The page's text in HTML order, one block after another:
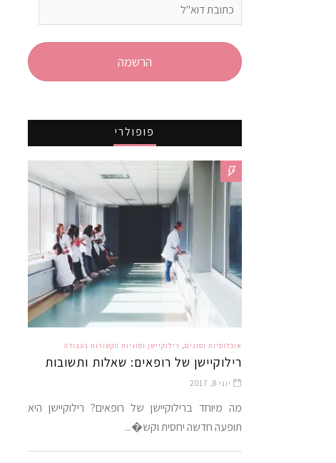
הרשמה
פופולרי
אוכלוסיות וסוגים, רילוקיישן וסוגיות הקשורות בעבודה
רילוקיישן של רופאים: שאלות ותשובות
יוני 8, 2017
מה מיוחד ברילוקיישן של רופאים? רילוקיישן היא
תופעה חדשה יחסית וקש�...